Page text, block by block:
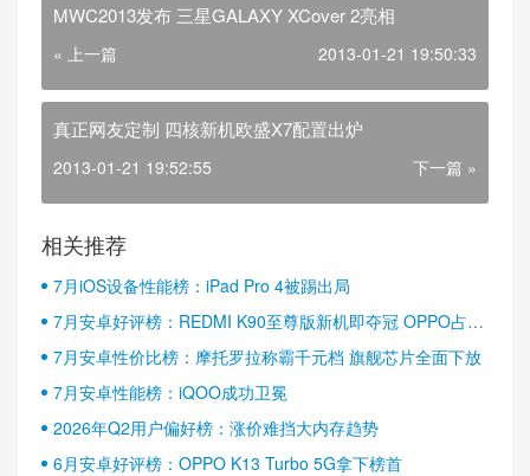
MWC2013发布 三星GALAXY XCover 2亮相
« 上一篇 2013-01-21 19:50:33
真正网友定制 四核新机欧盛X7配置出炉
2013-01-21 19:52:55 下一篇 »
相关推荐
7月iOS设备性能榜：iPad Pro 4被踢出局
7月安卓好评榜：REDMI K90至尊版新机即夺冠 OPPO占据
半壁江山
7月安卓性价比榜：摩托罗拉称霸千元档 旗舰芯片全面下放
7月安卓性能榜：iQOO成功卫冕
2026年Q2用户偏好榜：涨价难挡大内存趋势
6月安卓好评榜：OPPO K13 Turbo 5G拿下榜首